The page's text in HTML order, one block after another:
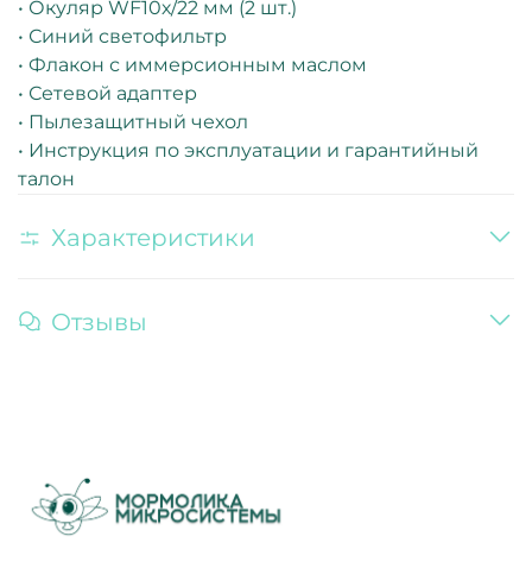
• Окуляр WF10х/22 мм (2 шт.)
• Синий светофильтр
• Флакон с иммерсионным маслом
• Сетевой адаптер
• Пылезащитный чехол
• Инструкция по эксплуатации и гарантийный
талон
Характеристики
Отзывы